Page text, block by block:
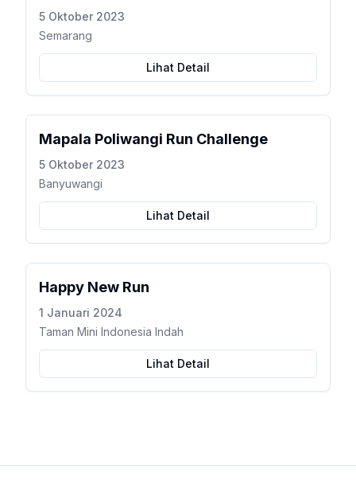
5 Oktober 2023
Semarang
Lihat Detail
Mapala Poliwangi Run Challenge
5 Oktober 2023
Banyuwangi
Lihat Detail
Happy New Run
1 Januari 2024
Taman Mini Indonesia Indah
Lihat Detail